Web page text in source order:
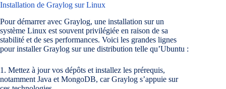
Installation de Graylog sur Linux
Pour démarrer avec Graylog, une installation sur un
système Linux est souvent privilégiée en raison de sa
stabilité et de ses performances. Voici les grandes lignes
pour installer Graylog sur une distribution telle qu’Ubuntu :
1. Mettez à jour vos dépôts et installez les prérequis,
notamment Java et MongoDB, car Graylog s’appuie sur